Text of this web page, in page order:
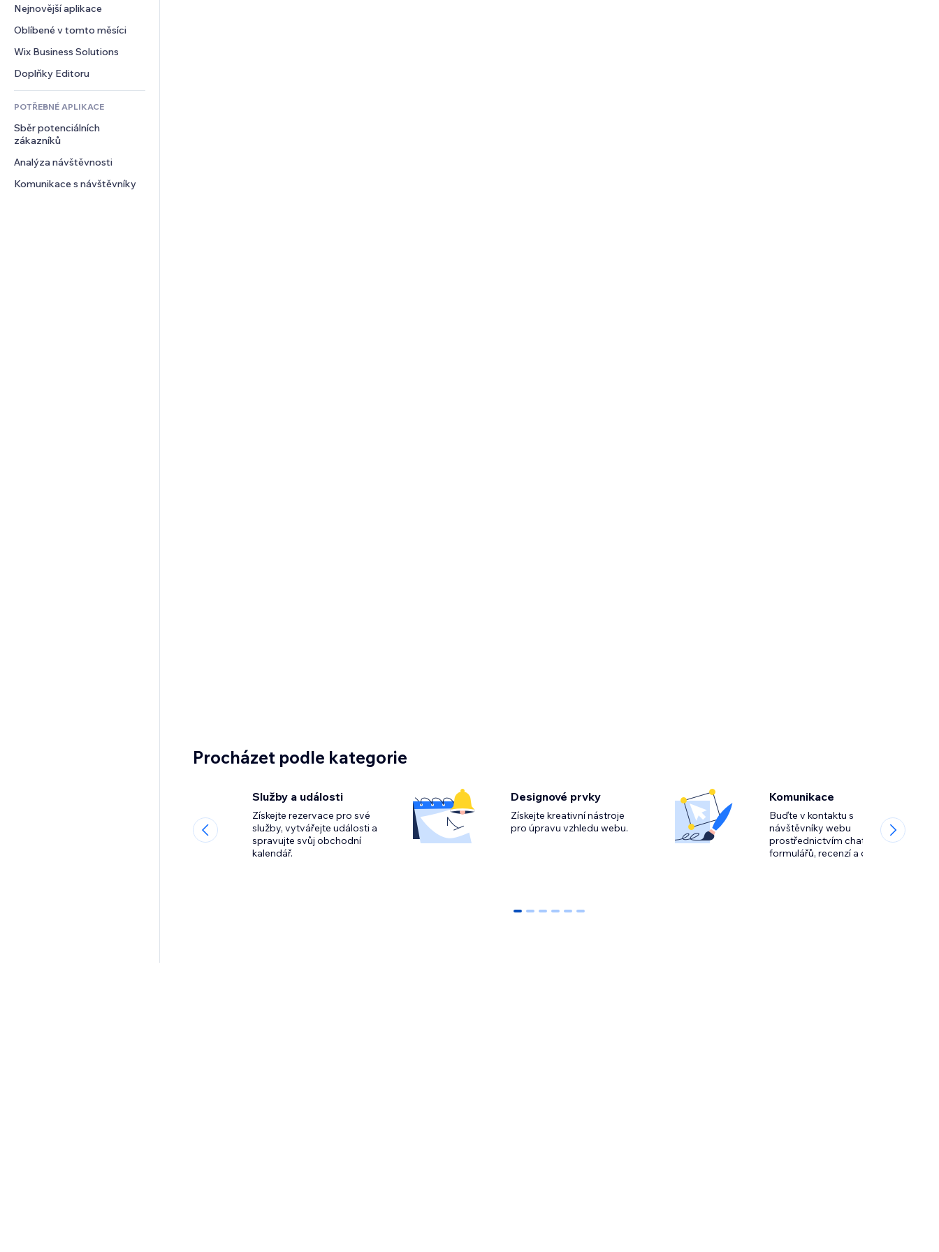
Skladování
Jídlo a nápoje
PDF
Sdílení souborů
Novinky
Efekty pro obrázky
Tlačítka a nabídky
Bannery a odznaky
Kalkulačky
Vyhledávání
Počasí
Tabulky a grafy
Chat
Komentáře
Telefon
Komunita
Reference a recenze
CRM
Nejnovější aplikace
Oblíbené v tomto měsíci
Wix Business Solutions
Doplňky Editoru
POTŘEBNÉ APLIKACE
Sběr potenciálních
zákazníků
Analýza návštěvnosti
Komunikace s návštěvníky
Procházet podle kategorie
Služby a události
Získejte rezervace pro své
služby, vytvářejte události a
spravujte svůj obchodní
kalendář.
Designové prvky
Získejte kreativní nástroje
Komunikace
Buďte v kontaktu s
návštěvníky webu
prostřednictvím chatu,
formulářů, recenzí a další.
0 1 2 3 4 5